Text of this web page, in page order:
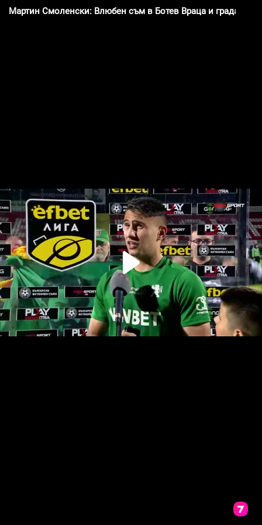
Мартин Смоленски: Влюбен съм в Ботев Враца и града